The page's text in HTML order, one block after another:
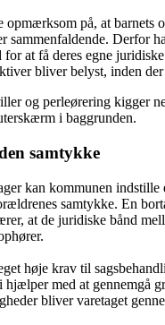
på, at barnets
sammenfaldende. Derfor
at få deres egne
bliver belyst, inden
samtykke
kan kommunen indstille
samtykke. En
at de juridiske bånd
høje krav til
med at gennemgå
bliver varetaget